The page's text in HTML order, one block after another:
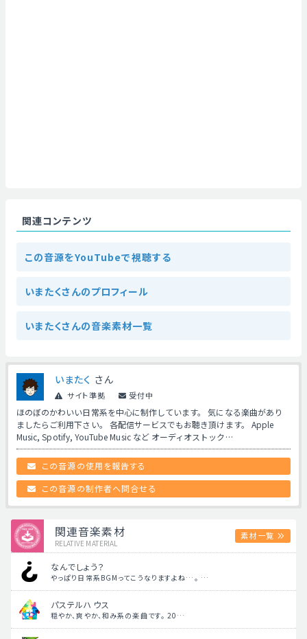
関連コンテンツ
この音源をYouTubeで視聴する
いまたくさんのプロフィール
いまたくさんの音楽素材一覧
いまたく さん
サイト準拠 受付中
ほのぼのかわいい日常系を中心に制作しています。 気になる楽曲があり
ましたらご利用下さい。 各配信サービスでもお聴き頂けます。 Apple
Music, Spotify, YouTube Music など オーディオストック…
この音源の使用を報告する
この音源の制作者へ問合せる
関連音楽素材
RELATIVE MATERIAL
素材一覧
なんでしょう？
やっぱり日常系BGMってこうなりますよね…。 …
パステルハウス
穏やか、爽やか、和み系の楽曲です。 20…